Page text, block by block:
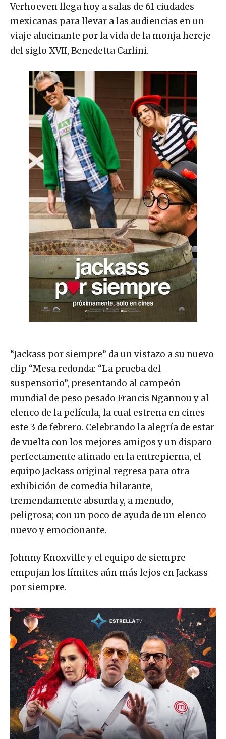
Verhoeven llega hoy a salas de 61 ciudades
mexicanas para llevar a las audiencias en un
viaje alucinante por la vida de la monja hereje
del siglo XVII, Benedetta Carlini.
“Jackass por siempre” da un vistazo a su nuevo
clip “Mesa redonda: “La prueba del
suspensorio”, presentando al campeón
mundial de peso pesado Francis Ngannou y al
elenco de la película, la cual estrena en cines
este 3 de febrero. Celebrando la alegría de estar
de vuelta con los mejores amigos y un disparo
perfectamente atinado en la entrepierna, el
equipo Jackass original regresa para otra
exhibición de comedia hilarante,
tremendamente absurda y, a menudo,
peligrosa; con un poco de ayuda de un elenco
nuevo y emocionante.
Johnny Knoxville y el equipo de siempre
empujan los límites aún más lejos en Jackass
por siempre.